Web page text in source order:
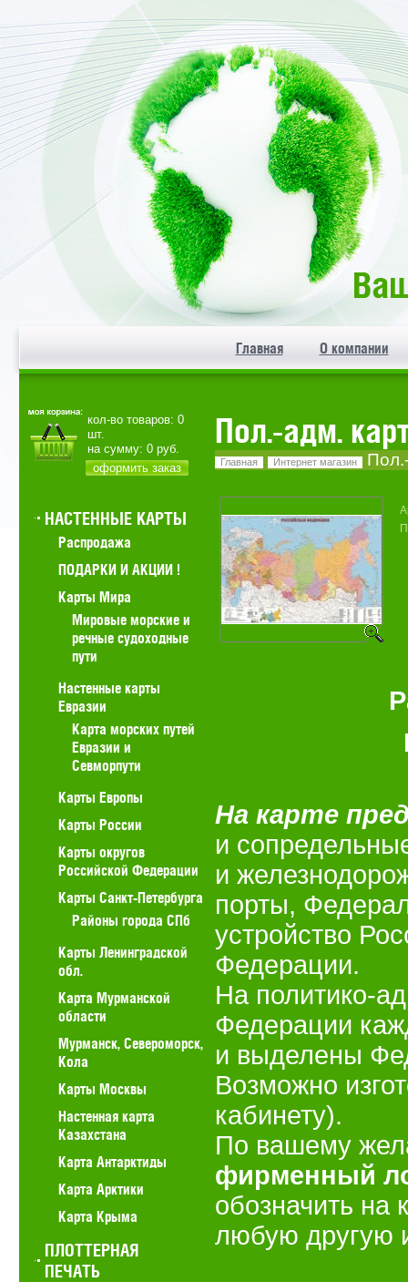
Главная О компании
Пол.-адм.
Главная Интернет магазин
На карте
и
и
порты,
устройство
Федерации.
На политико-
Федерации
и выделены
Возможно
кабинету).
По вашему
фирменный
обозначить на
любую другую
кол-во товаров: 0
шт.
на сумму: 0 руб.
оформить заказ
НАСТЕННЫЕ КАРТЫ
Распродажа
ПОДАРКИ И АКЦИИ !
Карты Мира
Мировые морские и
речные судоходные
пути
Настенные карты
Евразии
Карта морских путей
Евразии и
Севморпути
Карты Европы
Карты России
Карты округов
Российской Федерации
Карты Санкт-Петербурга
Районы города СПб
Карты Ленинградской
обл.
Карта Мурманской
области
Мурманск, Североморск,
Кола
Карты Москвы
Настенная карта
Казахстана
Карта Антарктиды
Карта Арктики
Карта Крыма
ПЛОТТЕРНАЯ
ПЕЧАТЬ